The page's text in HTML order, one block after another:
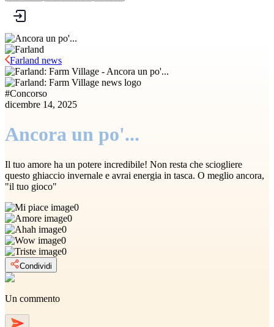
Farland news
#Concorso
dicembre 14, 2025
Ancora un po'...
Il tuo amore ha un potere incredibile! Non resta che sciogliere
questo ghiaccio invernale e avrai energia in tasca. O meglio ancora,
"il tuo gioco"
0
0
0
0
0
Condividi
Un commento